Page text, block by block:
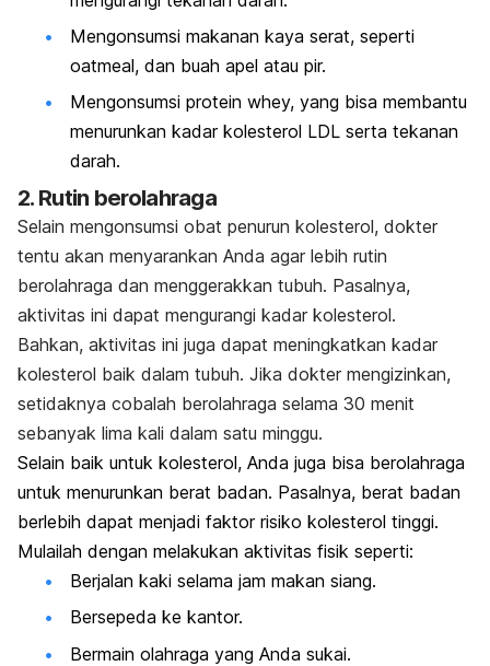
Mengonsumsi makanan kaya serat, seperti
oatmeal, dan buah apel atau pir.
Mengonsumsi protein whey, yang bisa membantu
menurunkan kadar kolesterol LDL serta tekanan
darah.
2. Rutin berolahraga
Selain mengonsumsi obat penurun kolesterol, dokter
tentu akan menyarankan Anda agar lebih rutin
berolahraga dan menggerakkan tubuh. Pasalnya,
aktivitas ini dapat mengurangi kadar kolesterol.
Bahkan, aktivitas ini juga dapat meningkatkan kadar
kolesterol baik dalam tubuh. Jika dokter mengizinkan,
setidaknya cobalah berolahraga selama 30 menit
sebanyak lima kali dalam satu minggu.
Selain baik untuk kolesterol, Anda juga bisa berolahraga
untuk menurunkan berat badan. Pasalnya, berat badan
berlebih dapat menjadi faktor risiko kolesterol tinggi.
Mulailah dengan melakukan aktivitas fisik seperti:
Berjalan kaki selama jam makan siang.
Bersepeda ke kantor.
Bermain olahraga yang Anda sukai.